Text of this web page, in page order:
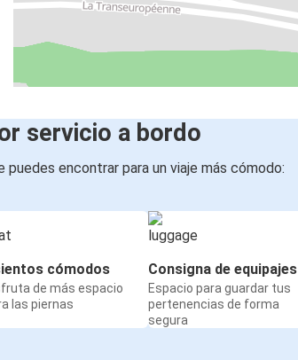
servicio a bordo
puedes encontrar para un viaje más cómodo:
cómodos
de más espacio
las piernas
Consigna de equipajes
Espacio para guardar tus
pertenencias de forma
segura